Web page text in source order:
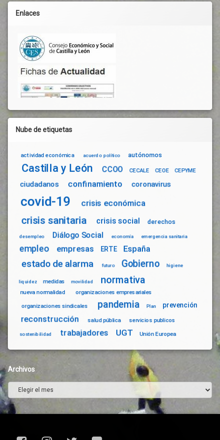
Enlaces
Nube de etiquetas
actividad económica acuerdo político autónomos
Castilla y León CCOO CECALE CEOE CEPYME
ciudadanos confinamiento coronavirus
covid-19 crisis económica
crisis sanitaria crisis social derechos
desempleo Diálogo Social economía emergencia sanitaria
empleo empresas ERTE España
estado de alarma futuro Gobierno higiene
liquidez medidas movilidad normativa
nueva normalidad organizaciones empresariales
organizaciones sindicales pandemia Plan prevención
reconstrucción salud pública servicios publicos
sostenibilidad trabajadores UGT Unión Europea
Archivos
Archivos